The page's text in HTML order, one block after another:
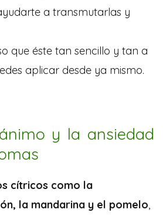
a transmutarlas y
que éste tan sencillo y tan a
aplicar desde ya mismo.
y la ansiedad
cítricos como la
la mandarina y el pomelo